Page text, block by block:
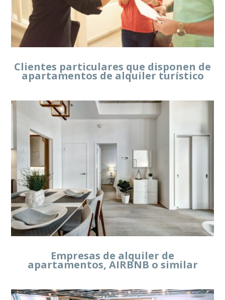
Clientes particulares que disponen de
apartamentos de alquiler turístico
Empresas de alquiler de
apartamentos, AIRBNB o similar